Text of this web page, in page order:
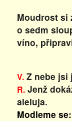
Moudrost si
o sedm
víno,
V.Z nebe jsi
R.Jenž
aleluja.
Modleme se: